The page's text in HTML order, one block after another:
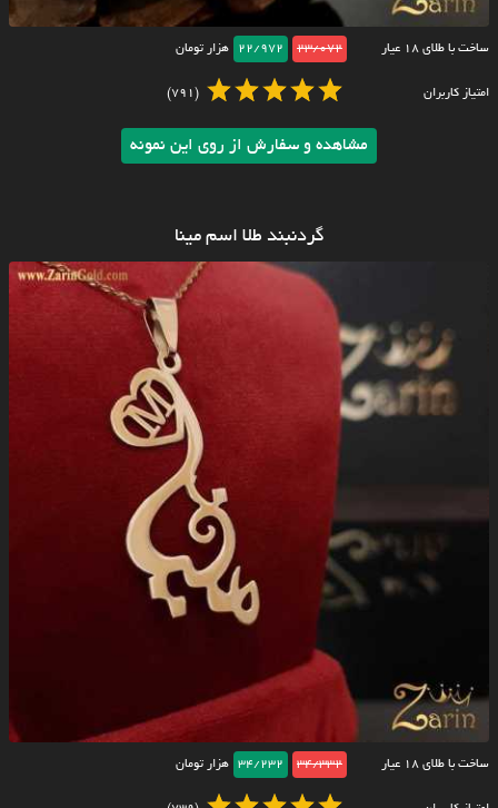
ساخت با طلای ۱۸ عیار 23/072
22/972 هزار تومان
امتیاز کاربران (791)
مشاهده و سفارش از روی این نمونه
گردنبند طلا اسم مینا
ساخت با طلای ۱۸ عیار 34/332
34/232 هزار تومان